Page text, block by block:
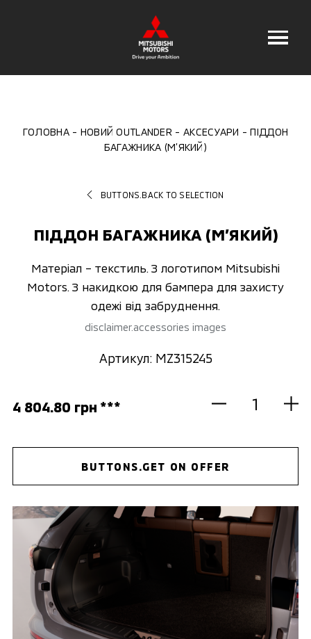
ГОЛОВНА НОВИЙ OUTLANDER АКСЕСУАРИ
ПІДДОН
БАГАЖНИКА (М’ЯКИЙ)
BUTTONS.BACK TO SELECTION
ПІДДОН БАГАЖНИКА (М’ЯКИЙ)
Матеріал – текстиль. З логотипом Mitsubishi
Motors. З накидкою для бампера для захисту
одежі від забруднення.
disclaimer.accessories images
Артикул: MZ315245
4 804.80 грн ***
BUTTONS.GET ON OFFER